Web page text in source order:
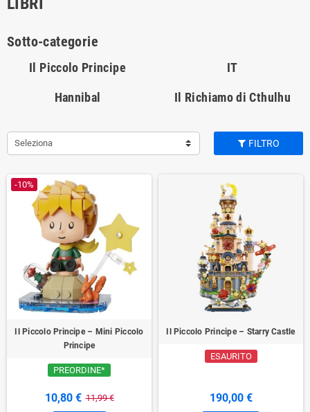
Sotto-categorie
Il Piccolo Principe IT
Hannibal Il Richiamo di Cthulhu
Seleziona FILTRO
-10%
Il Piccolo Principe – Mini Piccolo
Principe
PREORDINE*
10,80 € 11,99 €
Il Piccolo Principe – Starry Castle
ESAURITO
190,00 €